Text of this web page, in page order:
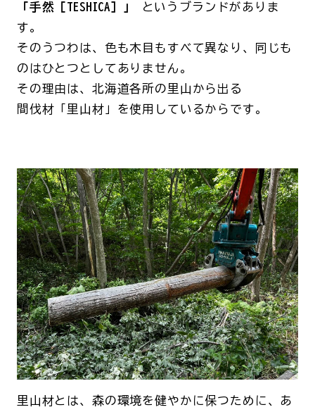
「手然［TESHICA］」
というブランドがありま
す。
そのうつわは、色も木目もすべて異なり、同じも
のはひとつとしてありません。
その理由は、北海道各所の里山から出る
間伐材「里山材」を使用しているからです。
里山材とは、森の環境を健やかに保つために、あ